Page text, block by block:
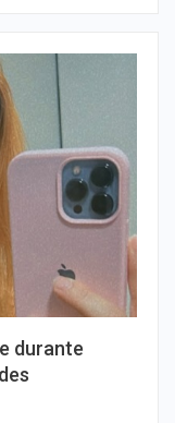
durante